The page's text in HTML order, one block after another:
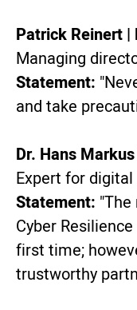
Patrick Reinert |
Managing
Statement:
and take
Dr. Hans
Expert for
Statement:
Cyber
first time;
trustworthy